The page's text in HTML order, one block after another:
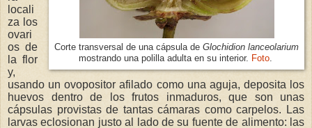
Corte transversal de una cápsula de Glochidion lanceolarium
mostrando una polilla adulta en su interior.
Foto.
locali
za los
ovari
os de
la flor
y,
usando un ovopositor afilado como una aguja, deposita los
huevos dentro de los frutos inmaduros, que son unas
cápsulas provistas de tantas cámaras como carpelos. Las
larvas eclosionan justo al lado de su fuente de alimento: las